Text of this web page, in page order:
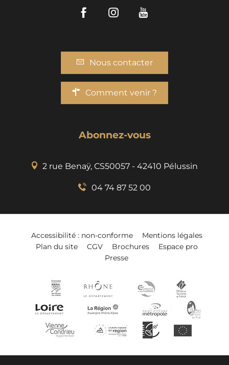
FacebookInstagram
Nous contacter
Comment venir ?
Abonnez-vous
2 rue Benaÿ, CS50057 - 42410 Pélussin
04 74 87 52 00
Accessibilité : non-conforme
Mentions légales
Plan du site
CGV Brochures
Espace pro
Presse